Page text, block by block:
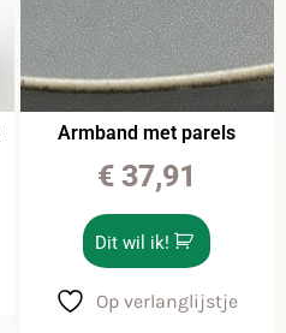
Armband met parels
€ 37,91
Dit wil ik!
Op verlanglijstje